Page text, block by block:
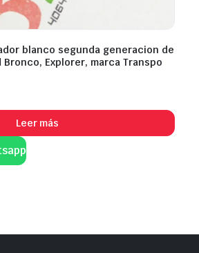
blanco segunda generacion de
Explorer, marca Transpo
Leer más